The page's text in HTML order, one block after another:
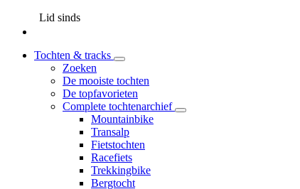
Lid sinds
Tochten & tracks
Zoeken
De mooiste tochten
De topfavorieten
Complete tochtenarchief
Mountainbike
Transalp
Fietstochten
Racefiets
Trekkingbike
Bergtocht